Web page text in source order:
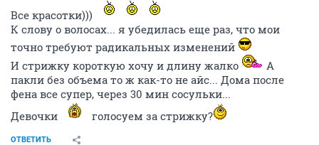
Все красотки)))
К слову о волосах... я убедилась еще раз, что мои
точно требуют радикальных изменений
И стрижку короткую хочу и длину жалко
А
пакли без объема то ж как-то не айс... Дома после
фена все супер, через 30 мин сосульки...
Девочки
голосуем за стрижку?
ОТВЕТИТЬ